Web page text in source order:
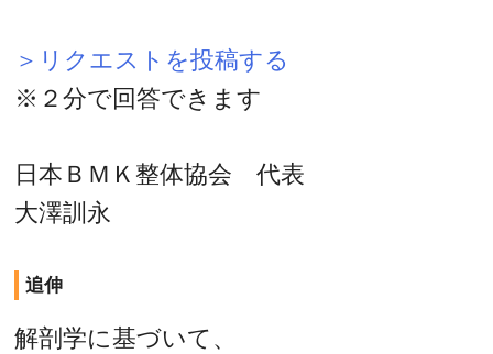
＞リクエストを投稿する
※２分で回答できます
日本ＢＭＫ整体協会 代表
大澤訓永
追伸
解剖学に基づいて、